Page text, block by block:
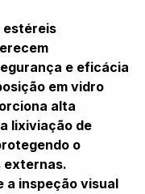
estéreis
e eficácia
em vidro
alta
lixiviação de
o
externas.
a inspeção visual